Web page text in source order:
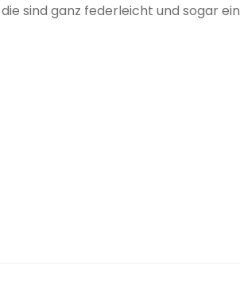
sind ganz federleicht und sogar ein